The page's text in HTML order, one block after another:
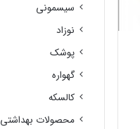
سیسمونی
نوزاد
پوشک
گهواره
کالسکه
محصولات بهداشتی